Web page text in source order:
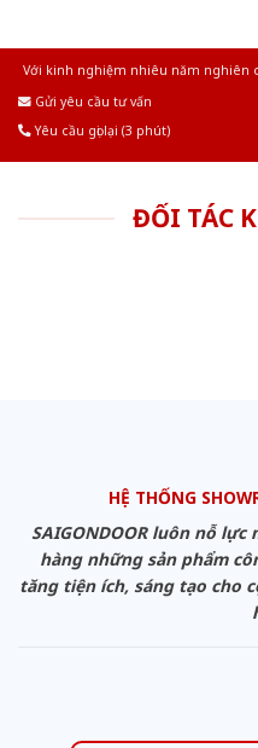
Với kinh nghiệm nhiêu năm nghiên
Gửi yêu cầu tư vấn
Yêu cầu gọi lại (3 phút)
ĐỐI TÁC
HỆ THỐNG
SAIGONDOOR luôn nỗ
hàng những sản phẩm
tăng tiện ích, sáng tạo cho